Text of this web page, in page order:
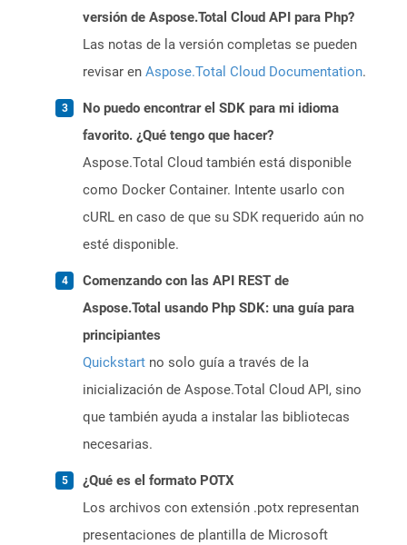
versión de Aspose.Total Cloud API para Php?
Las notas de la versión completas se pueden
revisar en Aspose.Total Cloud Documentation.
No puedo encontrar el SDK para mi idioma
favorito. ¿Qué tengo que hacer?
Aspose.Total Cloud también está disponible
como Docker Container. Intente usarlo con
cURL en caso de que su SDK requerido aún no
esté disponible.
Comenzando con las API REST de
Aspose.Total usando Php SDK: una guía para
principiantes
Quickstart no solo guía a través de la
inicialización de Aspose.Total Cloud API, sino
que también ayuda a instalar las bibliotecas
necesarias.
¿Qué es el formato POTX
Los archivos con extensión .potx representan
presentaciones de plantilla de Microsoft